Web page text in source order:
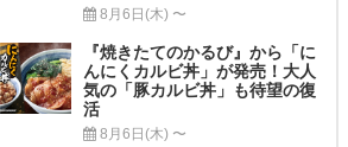
8月6日(木) 〜
『焼きたてのかるび』から「に
んにくカルビ丼」が発売！大人
気の「豚カルビ丼」も待望の復
活
8月6日(木) 〜